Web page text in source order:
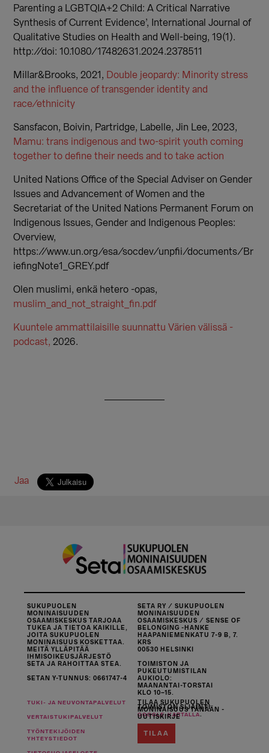
Parenting a LGBTQIA+2 Child: A Critical Narrative
Synthesis of Current Evidence’, International Journal of
Qualitative Studies on Health and Well-being, 19(1).
http://doi: 10.1080/17482631.2024.2378511
Millar&Brooks, 2021,
Double jeopardy: Minority stress
and the influence of transgender identity and
race/ethnicity
Sansfacon, Boivin, Partridge, Labelle, Jin Lee, 2023,
Mamu: trans indigenous and two-spirit youth coming
together to define their needs and to take action
United Nations Office of the Special Adviser on Gender
Issues and Advancement of Women and the
Secretariat of the United Nations Permanent Forum on
Indigenous Issues, Gender and Indigenous Peoples:
Overview,
https://www.un.org/esa/socdev/unpfii/documents/Br
iefingNote1_GREY.pdf
Olen muslimi, enkä hetero -opas,
muslim_and_not_straight_fin.pdf
Kuuntele ammattilaisille suunnattu Värien välissä -
podcast, 2026.
Jaa
SUKUPUOLEN
MONINAISUUDEN
OSAAMISKESKUS TARJOAA
TUKEA JA TIETOA KAIKILLE,
JOITA SUKUPUOLEN
MONINAISUUS KOSKETTAA.
MEITÄ YLLÄPITÄÄ
IHMISOIKEUSJÄRJESTÖ
SETA JA RAHOITTAA STEA.
SETAN Y-TUNNUS: 0661747-4
SETA RY / SUKUPUOLEN
MONINAISUUDEN
OSAAMISKESKUS / SENSE OF
BELONGING -HANKE
HAAPANIEMENKATU 7-9 B, 7.
KRS
00530 HELSINKI
TOIMISTON JA
PUKEUTUMISTILAN
AUKIOLO:
MAANANTAI-TORSTAI
KLO 10–15.
TOIMISTON SIJAINTI
GOOGLE-KARTALLA
TUKI- JA NEUVONTAPALVELUT
VERTAISTUKIPALVELUT
TYÖNTEKIJÖIDEN
YHTEYSTIEDOT
TILAA SUKUPUOLEN
MONINAISUUS TÄNÄÄN -
UUTISKIRJE
TILAA